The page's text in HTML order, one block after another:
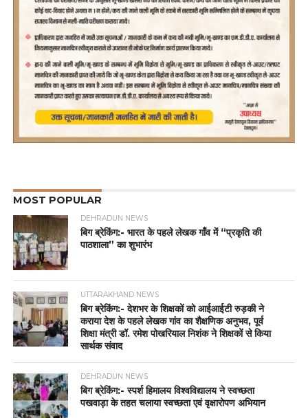
MOST POPULAR
DEHRADUN NEWS
बिग ब्रेकिंग:- भारत के पहले लेखक गाँव में “प्रकृति की
पाठशाला” का शुभारंभ
UTTARAKHAND NEWS
बिग ब्रेकिंग:- देशभर के शिक्षकों को आईआईटी रुड़की ने
कराया देश के पहले लेखक गांव का शैक्षणिक अनुभव, पूर्व
शिक्षा मंत्री डॉ. रमेश पोखरियाल निशंक ने शिक्षकों से किया
सार्थक संवाद
DEHRADUN NEWS
बिग ब्रेकिंग:- स्पर्श हिमालय विश्वविद्यालय ने स्वच्छता
पखवाड़ा के तहत चलाया स्वच्छता एवं वृक्षारोपण अभियान